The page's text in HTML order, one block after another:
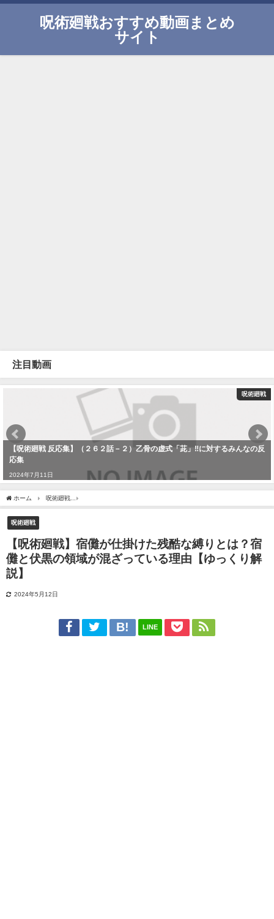
呪術廻戦おすすめ動画まとめ
サイト
注目動画
呪術廻戦
【呪術廻戦 反応集】（２６２話－２）乙骨の虚式「茈」‼に対するみんなの反
応集
2024年7月11日
ホーム 呪術廻戦
呪術廻戦
【呪術廻戦】宿儺が仕掛けた残酷な縛りとは？宿
儺と伏黒の領域が混ざっている理由【ゆっくり解
説】
2024年5月12日
LINE